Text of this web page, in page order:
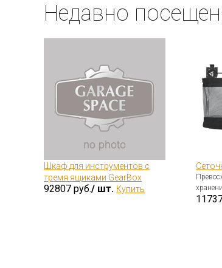
Недавно
Шкаф для инструментов с
тремя ящиками GearBox
92807 руб./ шт. Купить